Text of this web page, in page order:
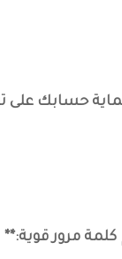
حسابك على
مرور